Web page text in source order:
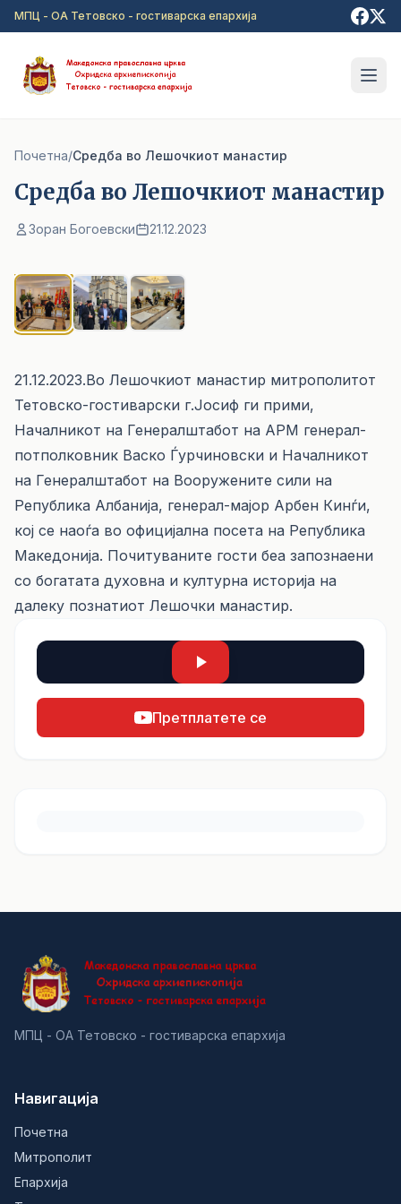
Прејди на главна содржина
МПЦ - ОА Тетовско - гостиварска епархија
Почетна/Средба во Лешочкиот манастир
Средба во Лешочкиот манастир
Зоран Богоевски 21.12.2023
21.12.2023.Во Лешочкиот манастир митрополитот
Тетовско-гостиварски г.Јосиф ги прими,
Началникот на Генералштабот на АРМ генерал-
потполковник Васко Ѓурчиновски и Началникот
на Генералштабот на Вооружените сили на
Република Албанија, генерал-мајор Арбен Кинѓи,
кој се наоѓа во официјална посета на Република
Македонија. Почитуваните гости беа запознаени
со богатата духовна и културна историја на
далеку познатиот Лешочки манастир.
Претплатете се
МПЦ - ОА Тетовско - гостиварска епархија
Навигација
Почетна
Митрополит
Епархија